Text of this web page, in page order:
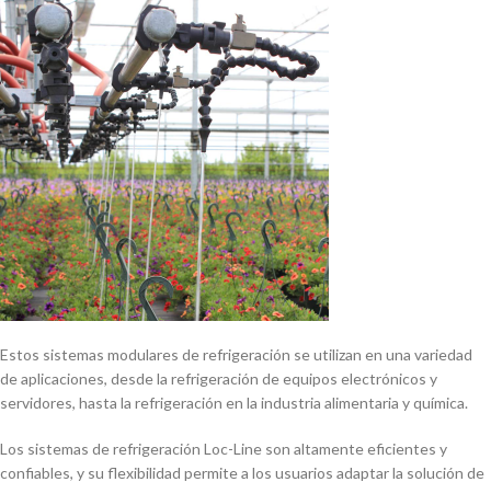
Estos sistemas modulares de refrigeración se utilizan en una variedad
de aplicaciones, desde la refrigeración de equipos electrónicos y
servidores, hasta la refrigeración en la industria alimentaria y quí­mica.
Los sistemas de refrigeración Loc-Line son altamente eficientes y
confiables, y su flexibilidad permite a los usuarios adaptar la solución de